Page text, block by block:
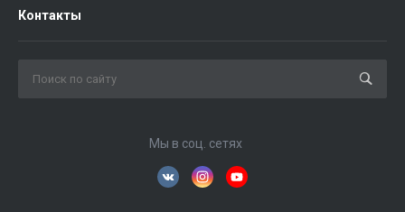
Контакты
Мы в соц. сетях